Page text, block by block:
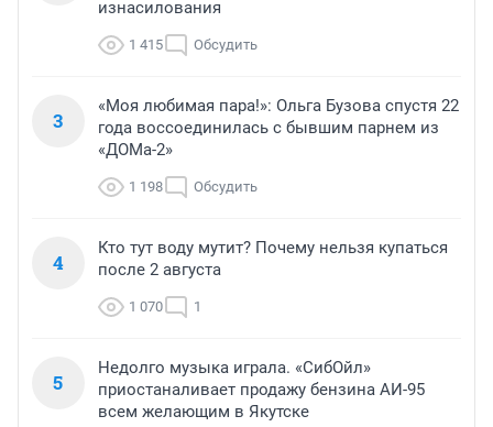
изнасилования
1 415 Обсудить
3
«Моя любимая пара!»: Ольга Бузова спустя 22
года воссоединилась с бывшим парнем из
«ДОМа-2»
1 198 Обсудить
4
Кто тут воду мутит? Почему нельзя купаться
после 2 августа
1 070 1
5
Недолго музыка играла. «СибОйл»
приостаналивает продажу бензина АИ-95
всем желающим в Якутске